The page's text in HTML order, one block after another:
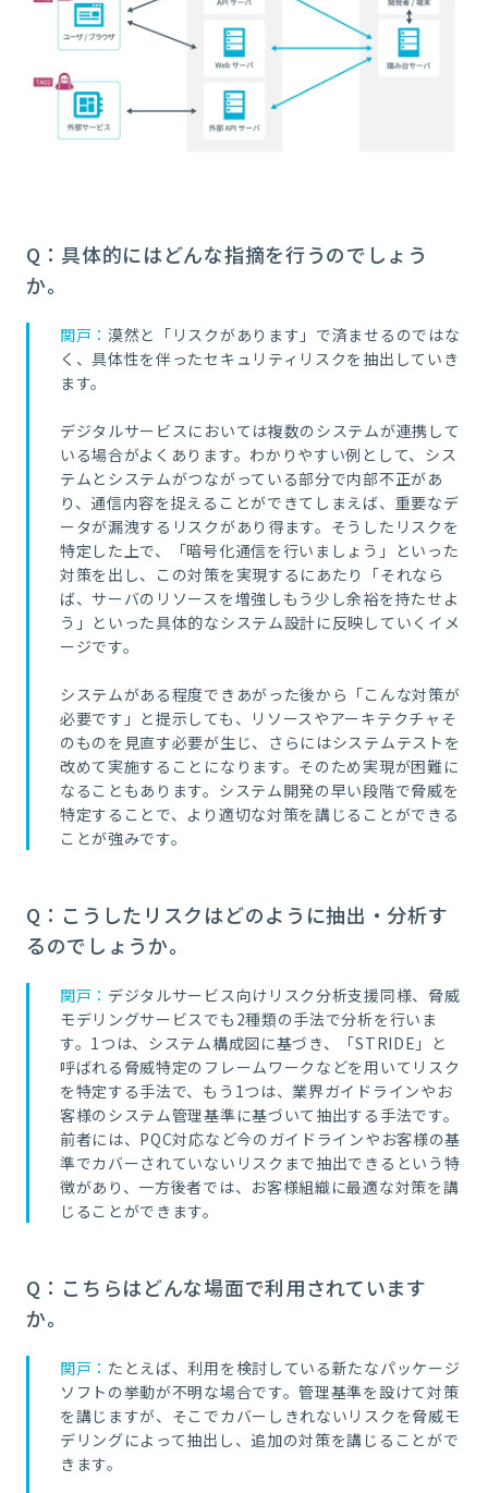
Q：具体的にはどんな指摘を行うのでしょう
か。
関戸： 漠然と「リスクがあります」で済ませるのではな
く、具体性を伴ったセキュリティリスクを抽出していき
ます。
デジタルサービスにおいては複数のシステムが連携して
いる場合がよくあります。わかりやすい例として、シス
テムとシステムがつながっている部分で内部不正があ
り、通信内容を捉えることができてしまえば、重要なデ
ータが漏洩するリスクがあり得ます。そうしたリスクを
特定した上で、「暗号化通信を行いましょう」といった
対策を出し、この対策を実現するにあたり「それなら
ば、サーバのリソースを増強しもう少し余裕を持たせよ
う」といった具体的なシステム設計に反映していくイメ
ージです。
システムがある程度できあがった後から「こんな対策が
必要です」と提示しても、リソースやアーキテクチャそ
のものを見直す必要が生じ、さらにはシステムテストを
改めて実施することになります。そのため実現が困難に
なることもあります。システム開発の早い段階で脅威を
特定することで、より適切な対策を講じることができる
ことが強みです。
Q：こうしたリスクはどのように抽出・分析す
るのでしょうか。
関戸： デジタルサービス向けリスク分析支援同様、脅威
モデリングサービスでも2種類の手法で分析を行いま
す。1つは、システム構成図に基づき、「STRIDE」と
呼ばれる脅威特定のフレームワークなどを用いてリスク
を特定する手法で、もう1つは、業界ガイドラインやお
客様のシステム管理基準に基づいて抽出する手法です。
前者には、PQC対応など今のガイドラインやお客様の基
準でカバーされていないリスクまで抽出できるという特
徴があり、一方後者では、お客様組織に最適な対策を講
じることができます。
Q：こちらはどんな場面で利用されています
か。
関戸： たとえば、利用を検討している新たなパッケージ
ソフトの挙動が不明な場合です。管理基準を設けて対策
を講じますが、そこでカバーしきれないリスクを脅威モ
デリングによって抽出し、追加の対策を講じることがで
きます。